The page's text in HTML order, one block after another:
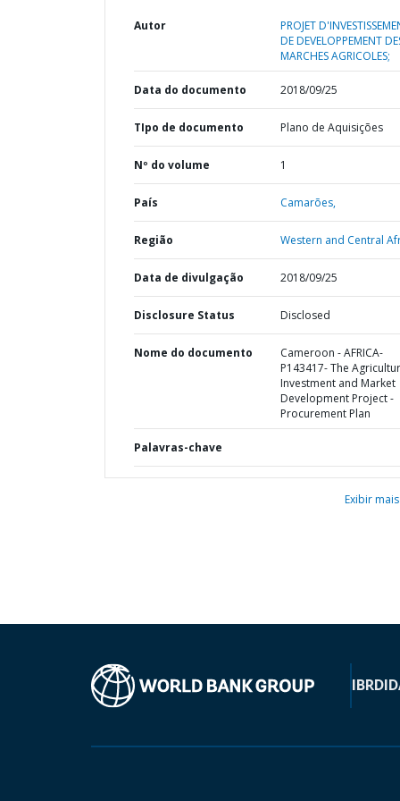
Autor
PROJET
DE DEVELOPPEMENT
MARCHES AGRICOLES;
Data do documento 2018/09/25
TIpo de documento Plano de Aquisições
Nº do volume 1
País Camarões,
Região Western and Central
Data de divulgação 2018/09/25
Disclosure Status Disclosed
Nome do documento
Cameroon - AFRICA-
P143417- The
Investment and Market
Development Project -
Procurement Plan
Palavras-chave
Exibir mais
IBRD